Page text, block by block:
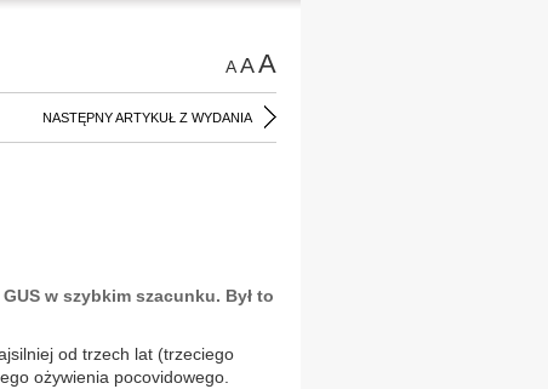
AAA
NASTĘPNY ARTYKUŁ Z WYDANIA
w szybkim szacunku. Był to
od trzech lat (trzeciego
ożywienia pocovidowego.